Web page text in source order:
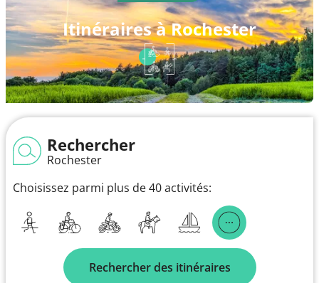
Itinéraires à Rochester
Rechercher
Rochester
Choisissez parmi plus de 40 activités:
Rechercher des itinéraires